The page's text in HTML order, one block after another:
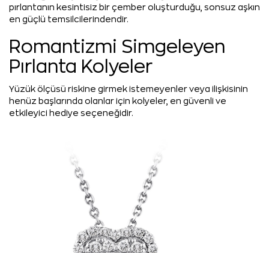
pırlantanın kesintisiz bir çember oluşturduğu, sonsuz aşkın
en güçlü temsilcilerindendir.
Romantizmi Simgeleyen
Pırlanta Kolyeler
Yüzük ölçüsü riskine girmek istemeyenler veya ilişkisinin
henüz başlarında olanlar için kolyeler, en güvenli ve
etkileyici hediye seçeneğidir.